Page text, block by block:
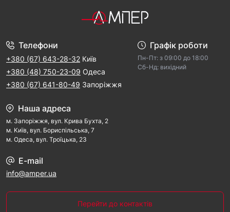
Телефони
+380 (67) 643-28-32 Київ
+380 (48) 750-23-09 Одеса
+380 (67) 641-80-49 Запоріжжя
Графік роботи
Пн-Пт: з 09:00 дo 18:00
Cб-Hд: виxідний
Наша адреса
м. Запорiжжя, вул. Крива Бухта, 2
м. Kиїв, вул. Бориспільська, 7
м. Одеса, вул. Троїцька, 23
E-mail
info@amper.ua
Перейти до контактів